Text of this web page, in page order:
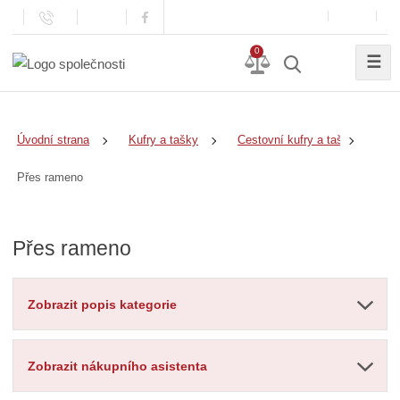
0
☰
Úvodní strana Kufry a tašky Cestovní kufry a tašky
Přes rameno
Přes rameno
Zobrazit popis kategorie
Zobrazit nákupního asistenta